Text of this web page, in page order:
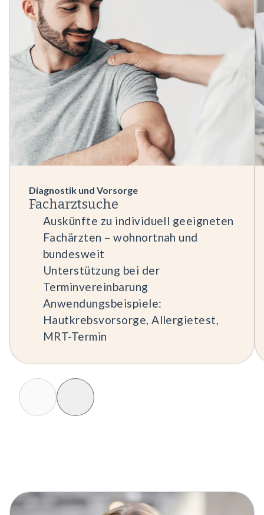
Diagnostik und Vorsorge
Facharztsuche
Auskünfte zu individuell geeigneten
Fachärzten – wohnortnah und
bundesweit
Unterstützung bei der
Terminvereinbarung
Anwendungsbeispiele:
Hautkrebsvorsorge, Allergietest,
MRT-Termin
Slide Prev Slide Next